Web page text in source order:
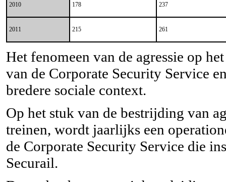
2010 178 237
2011 215 261
Het fenomeen van de agressie op
van de Corporate Security Service
bredere sociale context.
Op het stuk van de bestrijding van
treinen, wordt jaarlijks een
de Corporate Security Service die
Securail.